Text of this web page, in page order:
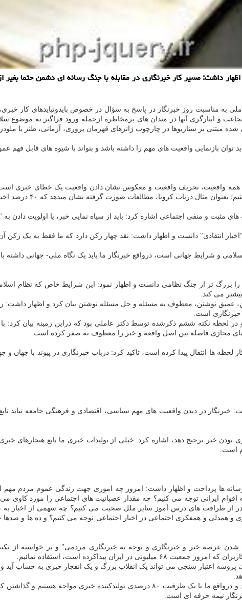
داشت: مسیر كار خبرنگاری در مقابله با جنگ رسانه ای دشمن حتما
به مناسبت روز خبرنگار در پاسخ به سؤال در خصوص بایدونبایدهای کار
و ایثارگری آنها در میدان های پرمخاطره ازجمله ورود فراگیر به موضوع
مبتنی بر سناریوها در چارچوب ژانرهای قهرمان پروری، آرمانی، طنز یا
بازنمایی واقعیت های مهم را داشته باشد و بتواند با شیوه های قابل فهم
همه واقعیت، تحریف واقعیت و معکوس نشان دادن واقعیت یک خطای خبری
صورت گرفته نشان میدهد که ۴۰ درصد اخبار رسانه های اجتماعی دستکاری و تحریف شده است.
مثبت و منفی اجتماعی اشاره کرد: باید از سیاه نمایی خبر، یا اولویت دادن
انتقادی" دانست و اظهار داشت: نقد چهار رکن دارد که ما فقط به یک رکن
و شرایط جهانی است، درواقع خبرنگار ما باید یک نگاه ملی- جهانی داشته
را بزرگ تر از جنگ نظامی دانست و اظهار نمود: این شرایط خاص که نظام
می کند.
عمیق نوشتن، معطوف به مسئله و حل مسئله نوشتن بیان کرد و اظهار داشت:
است.
لحظه نکته ششم ذکرشده توسط دکتر عاملی بود که دراین زمینه بیان کرد:
مجازی فاصله بین اصل واقعه و خبر را معطوف به صفر کرده است.
لحظه ها انتقال پیدا کرده است، تاکید کرد: درباب خبرنگاری در پیوند با
خبرنگار در دیدن واقعیت های مهم سیاسی، اقتصادی و فرهنگی جامعه نباید
بودن خبر ترجیح دهد، اشاره کرد: خیلی از تولیدات خبری ما تابع
ها پرداخت و اظهار داشت: امروز چه اموری جهت زندگی عموم مردم مهم
ایرانی توجه می کنیم؟ چه مقدار عصبانیت های اجتماعی را مورد
از ظرافت های درس آموز سایر ملل صحبت می کنیم؟ چه سهمی از اخبار
و همدلی و همفکری اجتماعی در اخبار اجتماعی توجه می کنیم؟ و ده ها و
شدن عرصه خبر و خبرنگاری و توجه به خبرنگاری مردمی" و بر خواسته از
پیداکرده است، استفاده نمائیم.
مردم توسط همه کاربران ۶۸ میلیونی در یک پروسه اعتبار سنجی می تواند یک انقلاب بزرگ و یک
عاملی تصریح کرد: امروز ۸۰ درصد جامعه ایران کاربر اینترنت هستند و درواقع ما با
نیمه حرفه ای است.